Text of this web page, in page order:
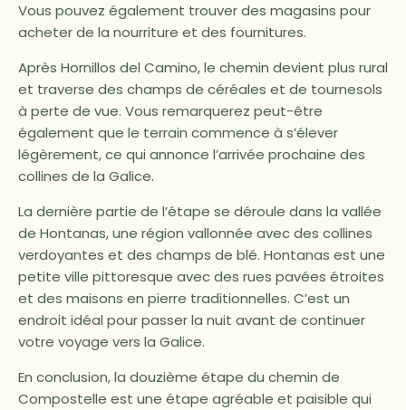
Vous pouvez également trouver des magasins pour
acheter de la nourriture et des fournitures.
Après Hornillos del Camino, le chemin devient plus rural
et traverse des champs de céréales et de tournesols
à perte de vue. Vous remarquerez peut-être
également que le terrain commence à s’élever
légèrement, ce qui annonce l’arrivée prochaine des
collines de la Galice.
La dernière partie de l’étape se déroule dans la vallée
de Hontanas, une région vallonnée avec des collines
verdoyantes et des champs de blé. Hontanas est une
petite ville pittoresque avec des rues pavées étroites
et des maisons en pierre traditionnelles. C’est un
endroit idéal pour passer la nuit avant de continuer
votre voyage vers la Galice.
En conclusion, la douzième étape du chemin de
Compostelle est une étape agréable et paisible qui